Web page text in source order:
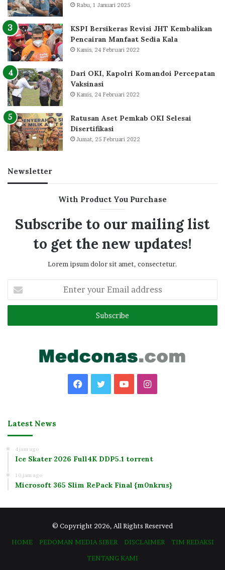
Rabu, 1 Januari 2025
KSPI Bersikeras Revisi JHT Kembalikan
Pencairan Manfaat Sedia Kala
Kamis, 24 Februari 2022
Dari OKI, Kapolri Komandoi Percepatan
Vaksinasi
Kamis, 24 Februari 2022
Ratusan Aset Pemkab OKI Selesai
Disertifikasi
Jumat, 25 Februari 2022
Newsletter
With Product You Purchase
Subscribe to our mailing list
to get the new updates!
Lorem ipsum dolor sit amet, consectetur.
your
Email
Facebook
TwitterYouTubeInstagram
Latest News
4 jam ago
Ice Skater 2026 Full4K DDP5.1 torrent
10 jam ago
Microsoft 365 Slim RePack Final {m0nkrus}
© Copyright 2026, All Rights Reserved
HOME
PEDOMAN MEDIA SIBER DISCLAIMER
TIM REDAKSI
TENTANG KAMI